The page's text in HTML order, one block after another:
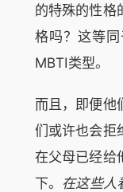
的特殊的性格
格吗？这等
MBTI类型。
而且，即便他
们或许也会拒
在父母已经给
下。 在这些人